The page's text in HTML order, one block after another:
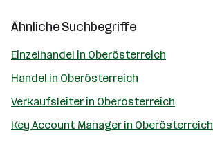
Ähnliche Suchbegriffe
Einzelhandel in Oberösterreich
Handel in Oberösterreich
Verkaufsleiter in Oberösterreich
Key Account Manager in Oberösterreich